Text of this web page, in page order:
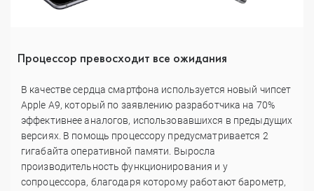
Процессор превосходит все ожидания
В качестве сердца смартфона используется новый чипсет
Apple А9, который по заявлению разработчика на 70%
эффективнее аналогов, использовавшихся в предыдущих
версиях. В помощь процессору предусматривается 2
гигабайта оперативной памяти. Выросла
производительность функционирования и у
сопроцессора, благодаря которому работают барометр,